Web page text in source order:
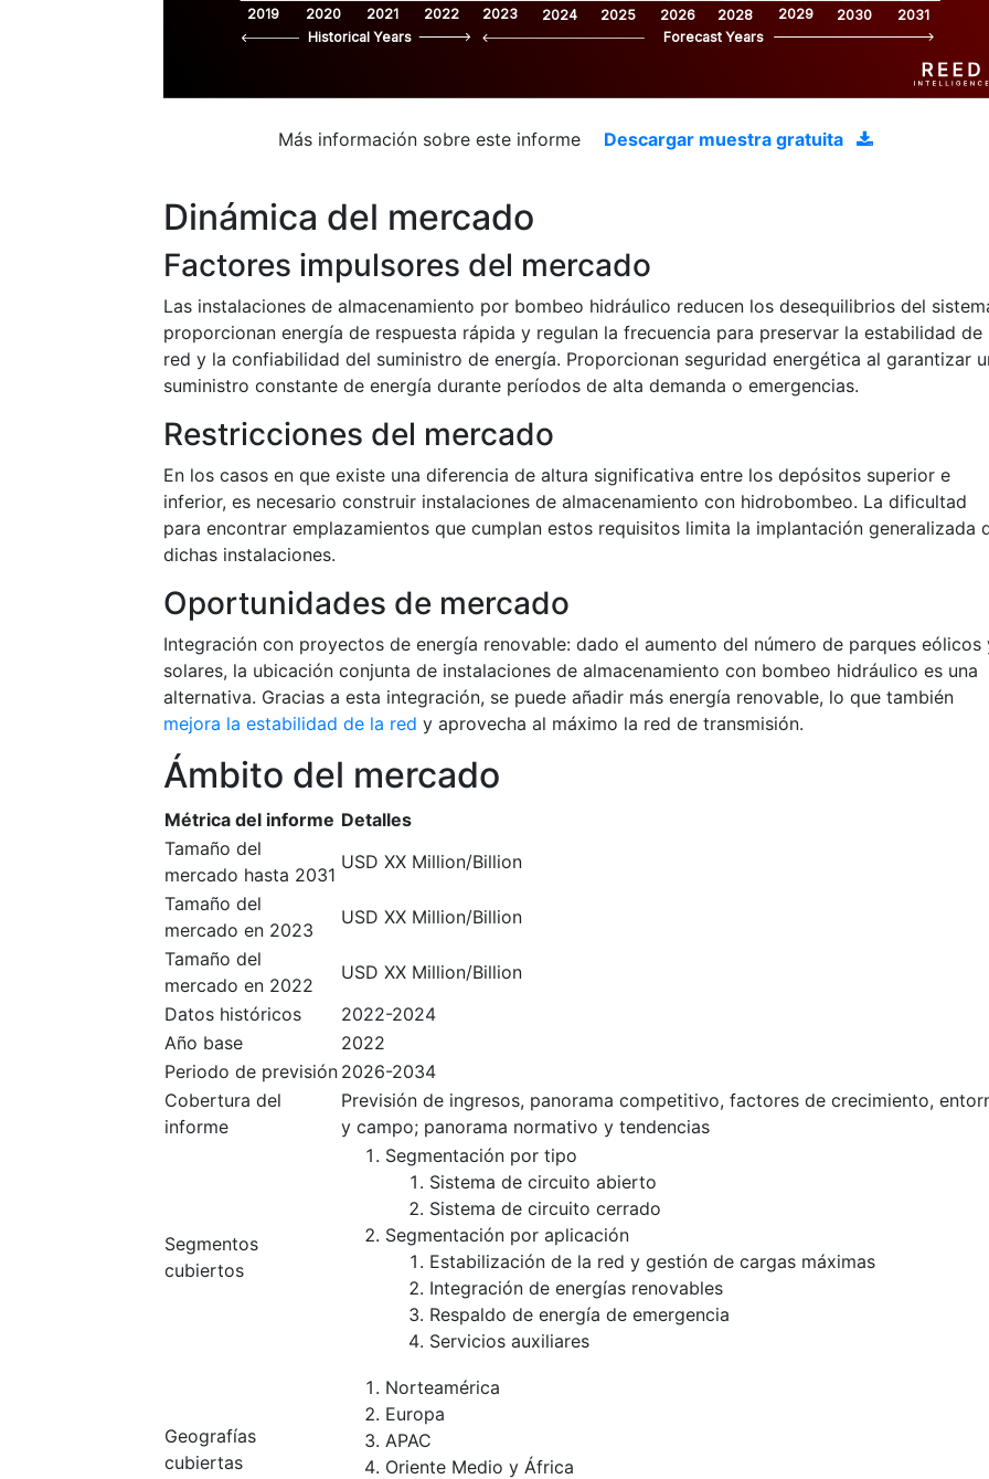
2019 2020 2021 2022 2023 2024 2025 2026 2028 2029 2030 2031
Historical Years Forecast Years
Más información sobre este informe Descargar muestra gratuita
Dinámica del mercado
Factores impulsores del mercado
Las instalaciones de almacenamiento por bombeo hidráulico reducen los desequilibrios del
proporcionan energía de respuesta rápida y regulan la frecuencia para preservar la estabilidad de
red y la confiabilidad del suministro de energía. Proporcionan seguridad energética al garantizar
suministro constante de energía durante períodos de alta demanda o emergencias.
Restricciones del mercado
En los casos en que existe una diferencia de altura significativa entre los depósitos superior e
inferior, es necesario construir instalaciones de almacenamiento con hidrobombeo. La dificultad
para encontrar emplazamientos que cumplan estos requisitos limita la implantación generalizada
dichas instalaciones.
Oportunidades de mercado
Integración con proyectos de energía renovable: dado el aumento del número de parques eólicos
solares, la ubicación conjunta de instalaciones de almacenamiento con bombeo hidráulico es una
alternativa. Gracias a esta integración, se puede añadir más energía renovable, lo que también
mejora la estabilidad de la red y aprovecha al máximo la red de transmisión.
Ámbito del mercado
Métrica del informe Detalles
Tamaño del
mercado hasta 2031
USD XX Million/Billion
Tamaño del
mercado en 2023
USD XX Million/Billion
Tamaño del
mercado en 2022
USD XX Million/Billion
Datos históricos
2022-2024
Año base
2022
Periodo de previsión 2026-2034
Cobertura del
informe
Previsión de ingresos, panorama competitivo, factores de crecimiento,
y campo; panorama normativo y tendencias
Segmentos
cubiertos
Segmentación por tipo
Sistema de circuito abierto
Sistema de circuito cerrado
Segmentación por aplicación
Estabilización de la red y gestión de cargas máximas
Integración de energías renovables
Respaldo de energía de emergencia
Servicios auxiliares
Geografías
cubiertas
Norteamérica
Europa
APAC
Oriente Medio y África